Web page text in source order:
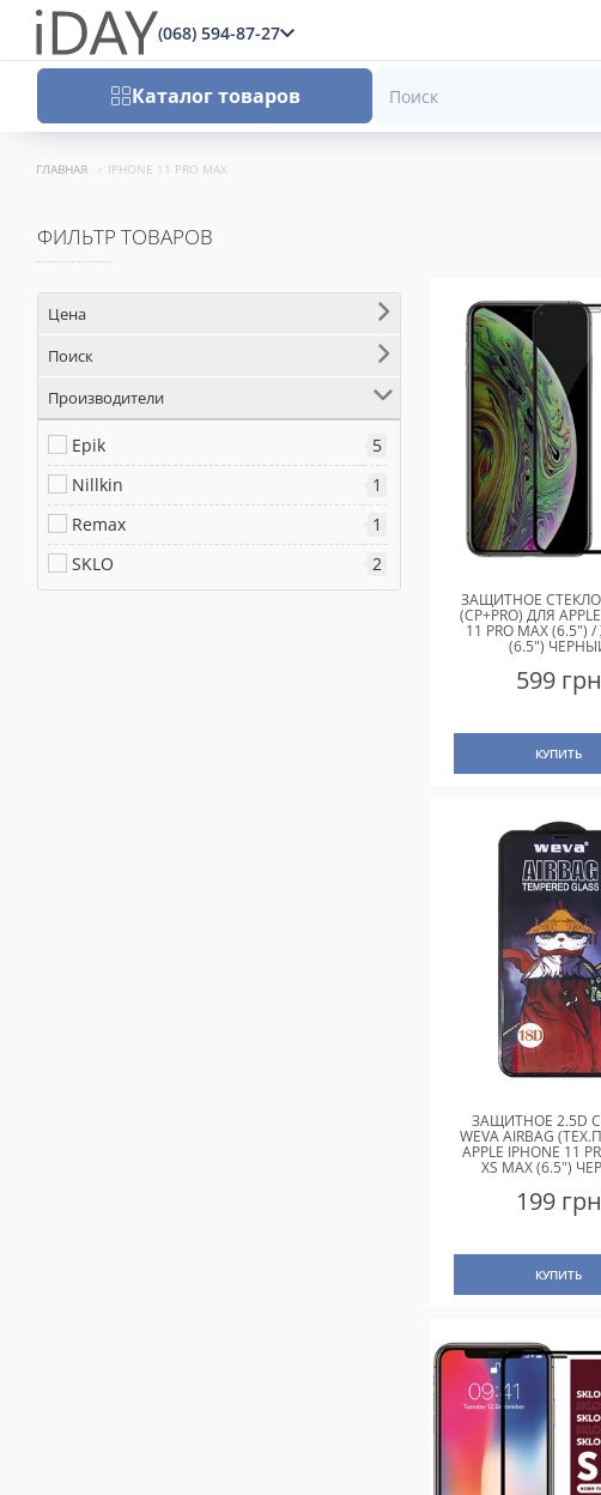
(068) 594-87-27
Каталог товаров
ГЛАВНАЯ IPHONE 11 PRO MAX
ФИЛЬТР ТОВАРОВ
Цена
Поиск
Производители
Epik
5
Nillkin
1
Remax
1
SKLO
2
ЗАЩИТНОЕ СТЕКЛО
(CP+PRO) ДЛЯ
11 PRO MAX (6.5") /
(6.5")
599 грн
КУПИТЬ
ЗАЩИТНОЕ 2.5D
WEVA AIRBAG
APPLE IPHONE 11
XS MAX (6.5")
199 грн
КУПИТЬ